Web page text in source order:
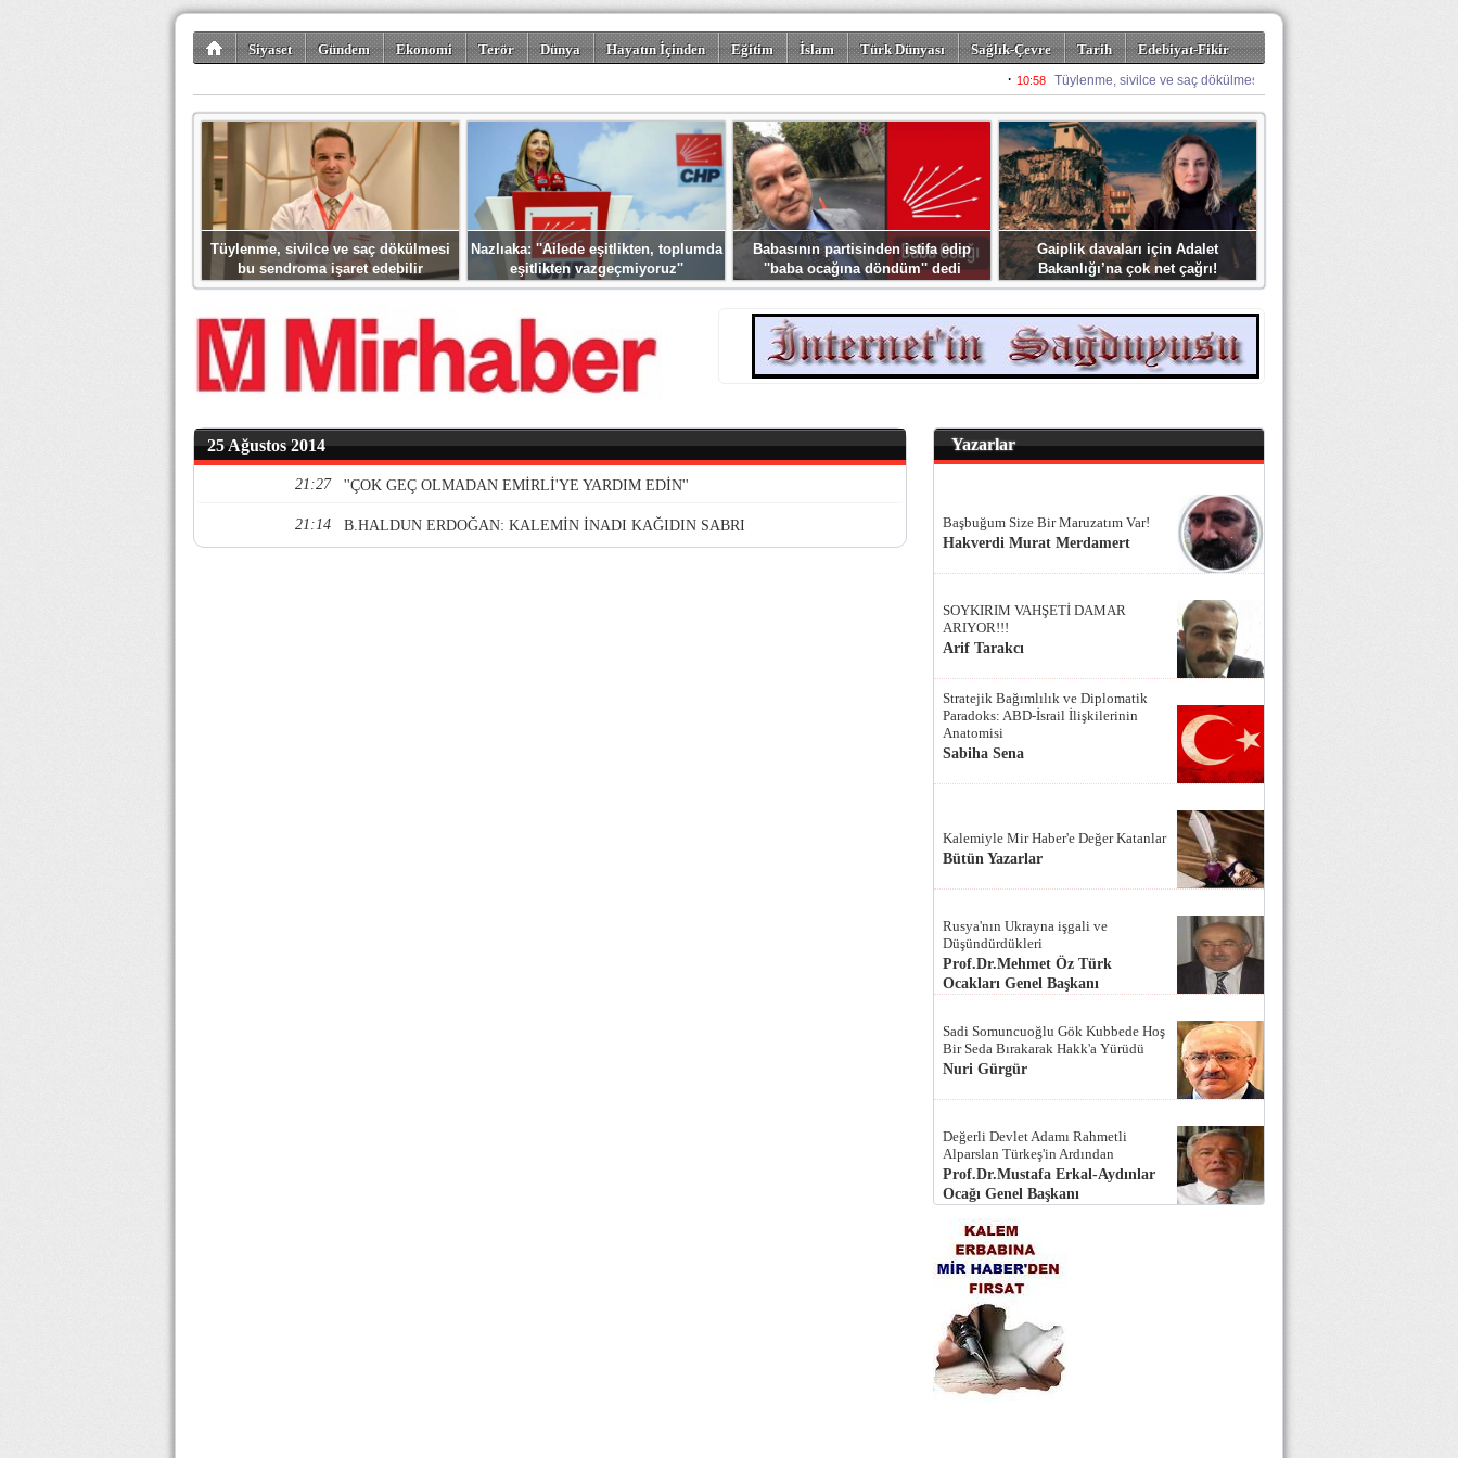
Siyaset Gündem Ekonomi Terör Dünya Hayatın İçinden Eğitim İslam Türk Dünyası Sağlık-Çevre Tarih
Edebiyat-Fikir
Tüylenme, sivilce ve saç dökülmesi
bu sendroma işaret edebilir
Nazlıaka: ''Ailede eşitlikten, toplumda
eşitlikten vazgeçmiyoruz''
Babasının partisinden istifa edip
''baba ocağına döndüm'' dedi
Gaiplik davaları için Adalet
Bakanlığı’na çok net çağrı!
25 Ağustos 2014
21:27 ''ÇOK GEÇ OLMADAN EMİRLİ'YE YARDIM EDİN''
21:14 B.HALDUN ERDOĞAN: KALEMİN İNADI KAĞIDIN SABRI
Yazarlar
Başbuğum Size Bir Maruzatım Var!
Hakverdi Murat Merdamert
SOYKIRIM VAHŞETİ DAMAR
ARIYOR!!!
Arif Tarakcı
Stratejik Bağımlılık ve Diplomatik
Paradoks: ABD-İsrail İlişkilerinin
Anatomisi
Sabiha Sena
Kalemiyle Mir Haber'e Değer Katanlar
Bütün Yazarlar
Rusya'nın Ukrayna işgali ve
Düşündürdükleri
Prof.Dr.Mehmet Öz Türk
Ocakları Genel Başkanı
Sadi Somuncuoğlu Gök Kubbede Hoş
Bir Seda Bırakarak Hakk'a Yürüdü
Nuri Gürgür
Değerli Devlet Adamı Rahmetli
Alparslan Türkeş'in Ardından
Prof.Dr.Mustafa Erkal-Aydınlar
Ocağı Genel Başkanı